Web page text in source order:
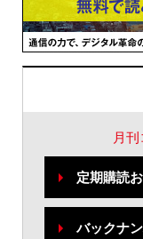
月
定期購読
バックナ